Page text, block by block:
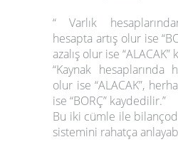
“ Varlık
hesapta artış olur ise
azalış olur ise “ALACAK”
“Kaynak hesaplarında
olur ise “ALACAK”,
ise “BORÇ” kaydedilir.”
Bu iki cümle ile
sistemini rahatça